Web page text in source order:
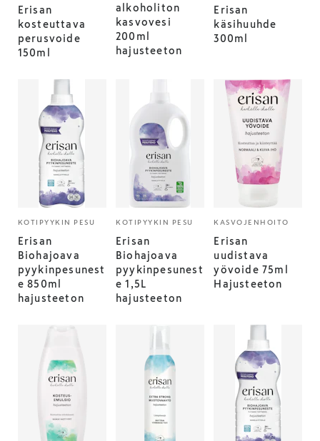
Erisan
kosteuttava
perusvoide
150ml
alkoholiton
kasvovesi
200ml
hajusteeton
Erisan
käsihuuhde
300ml
KOTIPYYKIN PESU
Erisan
Biohajoava
pyykinpesunest
e 850ml
hajusteeton
KOTIPYYKIN PESU
Erisan
Biohajoava
pyykinpesunest
e 1,5L
hajusteeton
KASVOJENHOITO
Erisan
uudistava
yövoide 75ml
Hajusteeton